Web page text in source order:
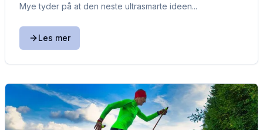
Mye tyder på at den neste ultrasmarte ideen...
Les mer